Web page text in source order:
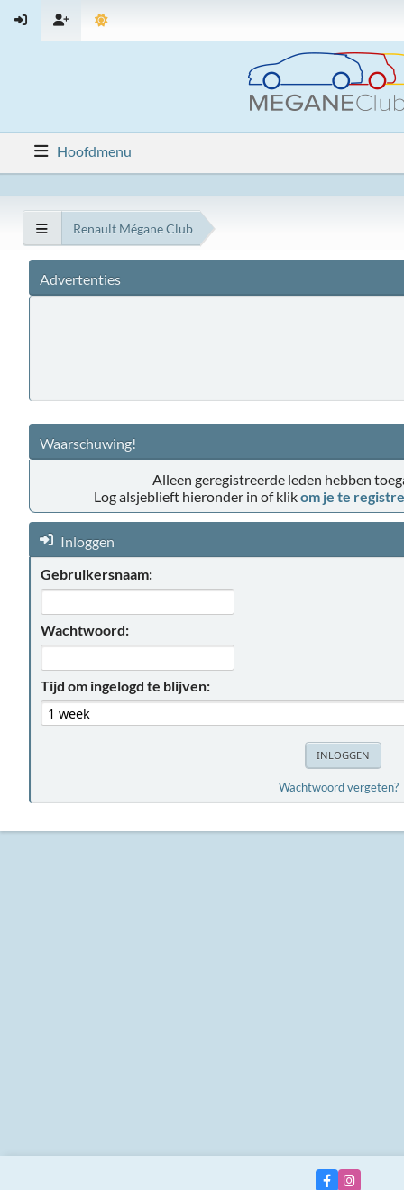
Hoofdmenu
Renault Mégane Club
Advertenties
Waarschuwing!
Alleen geregistreerde leden hebben
Log alsjeblieft hieronder in of klikom je te
Inloggen
Gebruikersnaam:
Wachtwoord:
Tijd om ingelogd te blijven:
Wachtwoord vergeten?